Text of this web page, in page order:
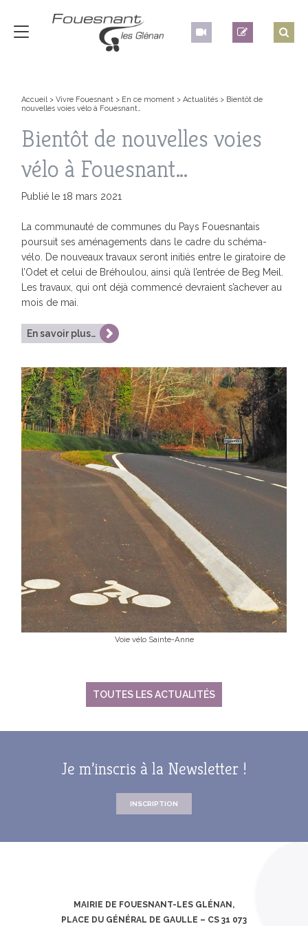
Accueil>Vivre Fouesnant > En ce moment >Actualités > Bientôt de
nouvelles voies vélo à Fouesnant…
Bientôt de nouvelles voies
vélo à Fouesnant…
Publié le 18 mars 2021
La communauté de communes du Pays Fouesnantais
poursuit ses aménagements dans le cadre du schéma-
vélo. De nouveaux travaux seront initiés entre le giratoire de
l’Odet et celui de Bréhoulou, ainsi qu’à l’entrée de Beg Meil.
Les travaux, qui ont déjà commencé devraient s’achever au
mois de mai.
En savoir plus…
Voie vélo Sainte-Anne
TOUTES LES ACTUALITÉS
Je m’inscris à la Newsletter !
INSCRIPTION
MAIRIE DE FOUESNANT-LES GLÉNAN,
PLACE DU GÉNÉRAL DE GAULLE – CS 31 073